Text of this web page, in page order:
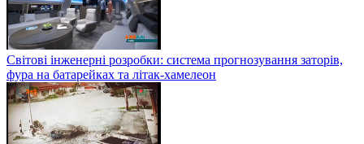
Світові інженерні розробки: система прогнозування заторів,
фура на батарейках та літак-хамелеон